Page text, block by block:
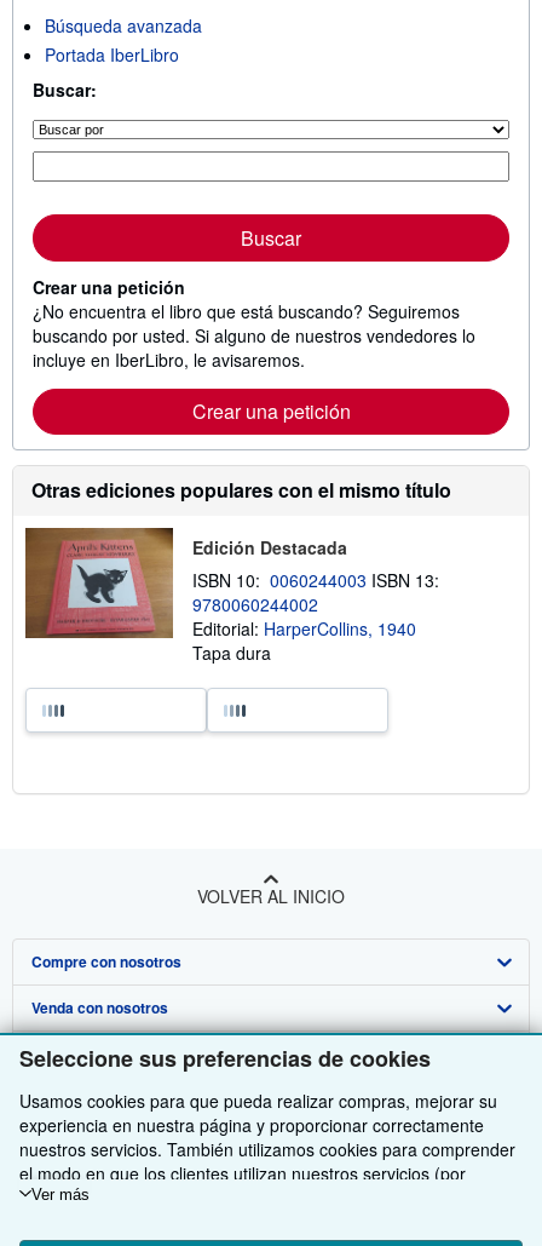
Seleccione sus preferencias de cookies
Usamos cookies para que pueda realizar compras, mejorar su
experiencia en nuestra página y proporcionar correctamente
nuestros servicios. También utilizamos cookies para comprender
el modo en que los clientes utilizan nuestros servicios (por
ejemplo, midiendo las visitas al sitio) y así poder realizar mejoras.
Ver más
Búsqueda avanzada
Portada IberLibro
Buscar:
Buscar
Crear una petición
¿No encuentra el libro que está buscando? Seguiremos
buscando por usted. Si alguno de nuestros vendedores lo
incluye en IberLibro, le avisaremos.
Crear una petición
Otras ediciones populares con el mismo título
Edición Destacada
ISBN 10: 0060244003 ISBN 13:
9780060244002
Editorial: HarperCollins, 1940
Tapa dura
VOLVER AL INICIO
Compre con nosotros
Búsqueda avanzada
Colecciones
Mi cuenta
Mis pedidos
Ver carrito
Venda con nosotros
Comenzar a vender
Únase a nuestro programa de afiliados
Recomiende un vendedor
Sobre nosotros
Sobre IberLibro
Medios
Empleo
Política de Privacidad
Obtener Ayuda
Preguntas frecuentes y guías
Atención al Cliente
Otras compañías de AbeBooks
AbeBooks.com
AbeBooks.co.uk
Siga a IberLibro